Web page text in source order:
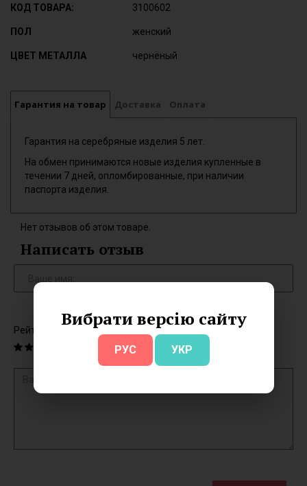
Вибрати версію сайту
РУС УКР
КОД ТОВАРА: 3100602
ПОЛ женский
ЦВЕТ МЕТАЛЛА чернёный
Гарантия на товар Доставка Оплата
Гарантия на серебряные изделия 5 лет.
На обмен принимаются новые изделия купленные в
течении 7 дней, опломбированные, при наличии
паспорта изделия.
Нет отзывов об этом товаре.
Написать отзыв
Рейтинг